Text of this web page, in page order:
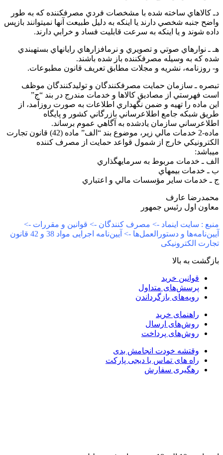
كالاهاي ساخته شده با مشخصات فردي مصرفكننده كه به طور
جنبه شخصي دارند يا اينكه به دليل طبيعت آنها نميتوانند بازپس
شوند و يا اينكه به سرعت قابليت فساد و خرابي دارند.
ـ نوارهاي صوتي و تصويري و نرمافزارهاي رايانهاي بستهبندي
كه به وسيله مصرفكننده باز شده باشند.
روزنامه، نشريه و مجلات مطابق تعريف قانون مطبوعات.
ـ سازمان حمايت مصرفكنندگان و توليدكنندگان موظف
فهرستي از مصاديق كالاها و خدمات مندرج در بند “ج”
ماده را تهيه و ضمن نگهداري اطلاعات به صورت روزآمد، از
شبكه جامع اطلاعرساني بازرگاني كشور و پايگاه
سازمان يادشده به آگاهي عموم برساند.
ماده-2 خدمات مالي زير، موضوع بند “الف” ماده (42) قانون تجارت
خارج از شمول قواعد حمايت از مصرف كننده
ـ خدمات مربوط به سرمايهگذاري
ـ خدمات بيمهاي
ـ خدمات ساير مؤسسات مالي و اعتباري
عارف
اول رئيس جمهور
: سایت اینماد -> مصرف کنندگان -> قوانین و مقررات ->
آیین‌نامه‌ها و دستورالعمل‌ها -> آیین‌نامه اجرایی مواد 38 و 42 قانون
الکترونیکی
به بالا
قوانین خرید
پرسش‌های متداول
رویه‌های بازگرداندن
راهنمای خرید
روش‌های ارسال
روش‌های پرداخت
وقتشه خودت انجامش بدی
راه های تماس با دیجی پارکت
رهگیری سفارش